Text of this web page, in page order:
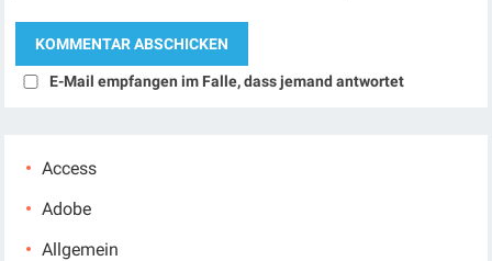
E-Mail empfangen im Falle, dass jemand antwortet
Access
Adobe
Allgemein